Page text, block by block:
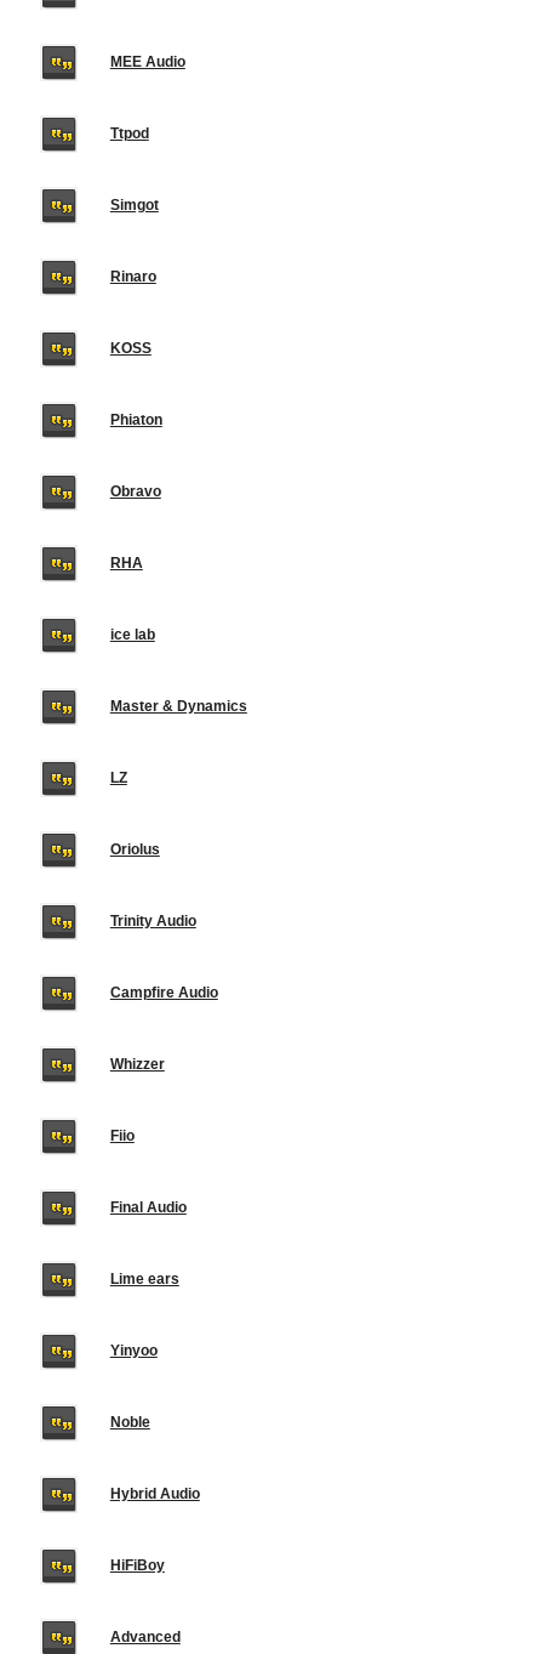
MEE Audio
Ttpod
Simgot
Rinaro
KOSS
Phiaton
Obravo
RHA
ice lab
Master & Dynamics
LZ
Oriolus
Trinity Audio
Campfire Audio
Whizzer
Fiio
Final Audio
Lime ears
Yinyoo
Noble
Hybrid Audio
HiFiBoy
Advanced